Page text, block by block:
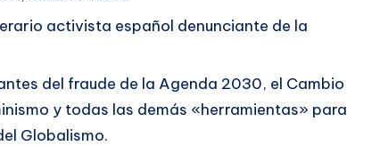
activista español denunciante de la
del fraude de la Agenda 2030, el Cambio
y todas las demás «herramientas» para
Globalismo.